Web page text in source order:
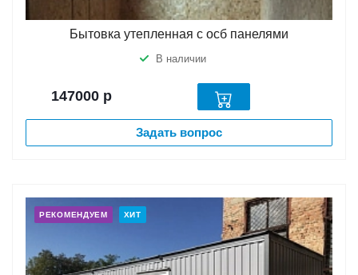
Бытовка утепленная с осб панелями
В наличии
147000 р
Задать вопрос
РЕКОМЕНДУЕМ ХИТ